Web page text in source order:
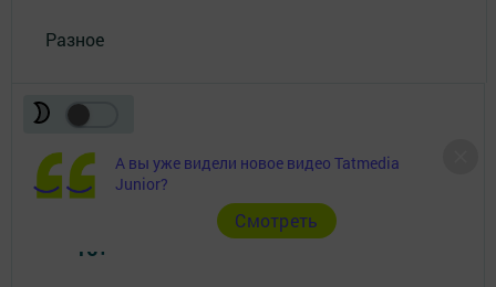
Разное
А вы уже видели новое видео Tatmedia
Junior?
Cмотреть
Телефон АО «ТАТМЕДИА»: (843) 222 09 84
16+